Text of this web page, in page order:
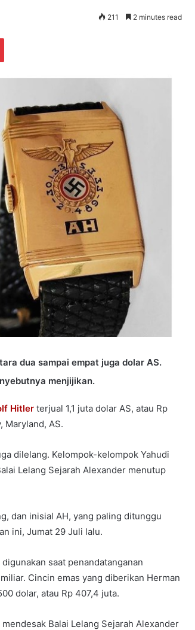
211 2 minutes read
Pinterest
dua sampai empat juga dolar AS.
menjijikan.
Hitler terjual 1,1 juta dolar AS, atau Rp
Maryland, AS.
dilelang. Kelompok-kelompok Yahudi
Lelang Sejarah Alexander menutup
dan inisial AH, yang paling ditunggu
ini, Jumat 29 Juli lalu.
saat penandatanganan
Cincin emas yang diberikan Herman
dolar, atau Rp 407,4 juta.
Balai Lelang Sejarah Alexander